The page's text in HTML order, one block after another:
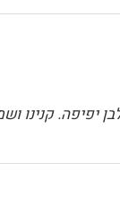
יפיפה. קנינו